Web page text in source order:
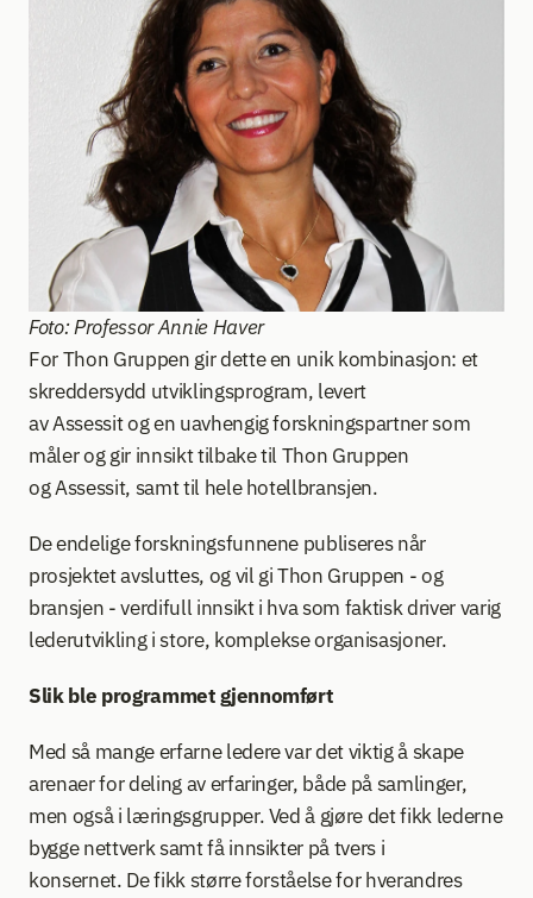
For Thon Gruppen gir dette en unik kombinasjon: et
skreddersydd utviklingsprogram, levert
av Assessit og en uavhengig forskningspartner som
måler og gir innsikt tilbake til Thon Gruppen
og Assessit, samt til hele hotellbransjen.
De endelige forskningsfunnene publiseres når
prosjektet avsluttes, og vil gi Thon Gruppen - og
bransjen - verdifull innsikt i hva som faktisk driver varig
lederutvikling i store, komplekse organisasjoner.
Slik ble programmet gjennomført
Med så mange erfarne ledere var det viktig å skape
arenaer for deling av erfaringer, både på samlinger,
men også i læringsgrupper. Ved å gjøre det fikk lederne
bygge nettverk samt få innsikter på tvers i
konsernet. De fikk større forståelse for hverandres
Foto: Professor Annie Haver